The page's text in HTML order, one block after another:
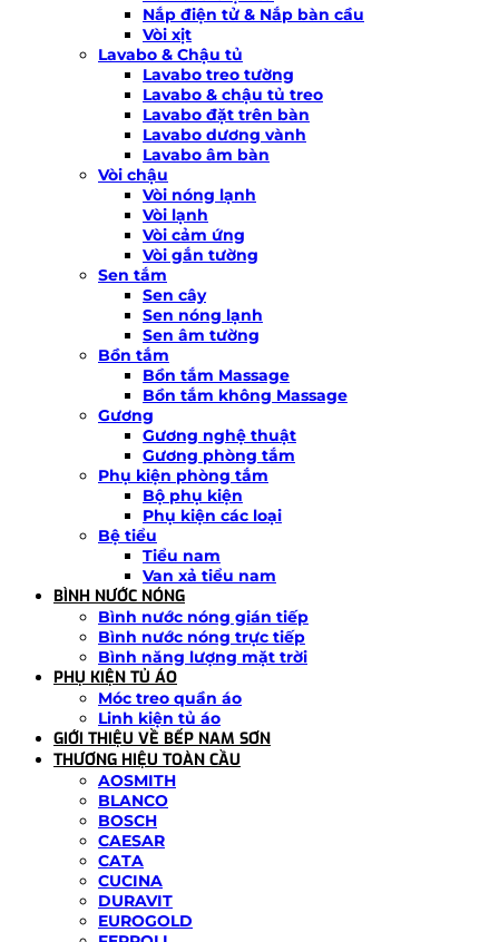
Nắp điện tử & Nắp bàn cầu
Vòi xịt
Lavabo & Chậu tủ
Lavabo treo tường
Lavabo & chậu tủ treo
Lavabo đặt trên bàn
Lavabo dương vành
Lavabo âm bàn
Vòi chậu
Vòi nóng lạnh
Vòi lạnh
Vòi cảm ứng
Vòi gắn tường
Sen tắm
Sen cây
Sen nóng lạnh
Sen âm tường
Bồn tắm
Bồn tắm Massage
Bồn tắm không Massage
Gương
Gương nghệ thuật
Gương phòng tắm
Phụ kiện phòng tắm
Bộ phụ kiện
Phụ kiện các loại
Bệ tiểu
Tiểu nam
Van xả tiểu nam
BÌNH NƯỚC NÓNG
Bình nước nóng gián tiếp
Bình nước nóng trực tiếp
Bình năng lượng mặt trời
PHỤ KIỆN TỦ ÁO
Móc treo quần áo
Linh kiện tủ áo
GIỚI THIỆU VỀ BẾP NAM SƠN
THƯƠNG HIỆU TOÀN CẦU
AOSMITH
BLANCO
BOSCH
CAESAR
CATA
CUCINA
DURAVIT
EUROGOLD